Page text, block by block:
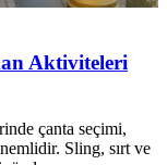
Aktiviteleri
çanta seçimi,
Sling, sırt ve